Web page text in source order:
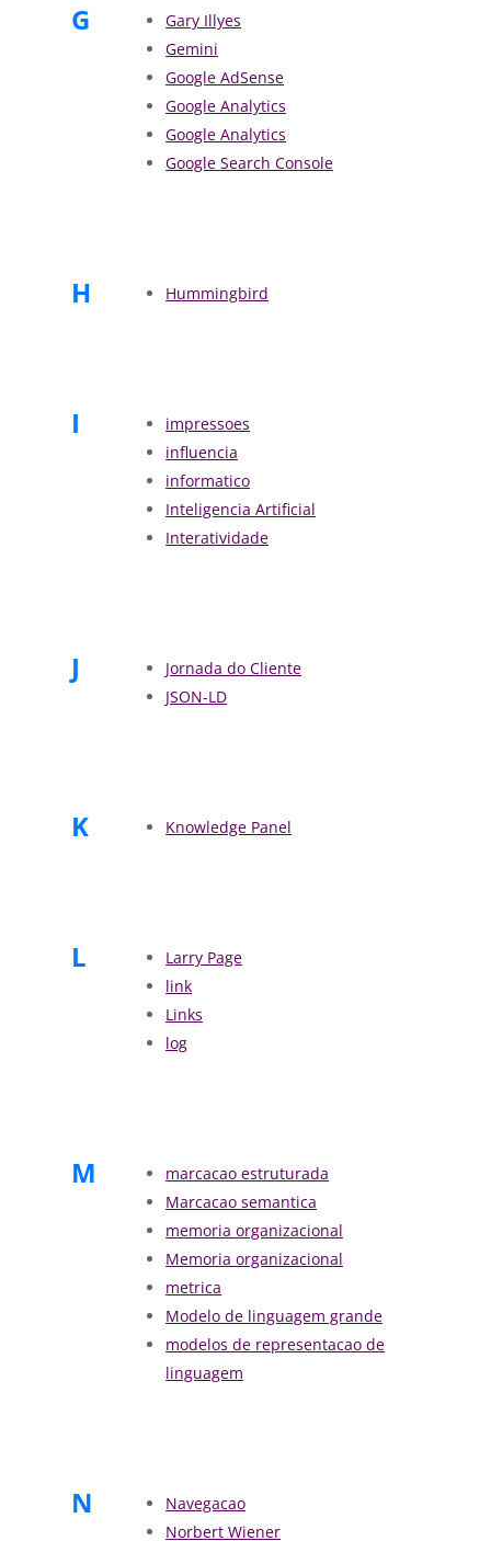
G
Gary Illyes
Gemini
Google AdSense
Google Analytics
Google Analytics
Google Search Console
H Hummingbird
I
impressoes
influencia
informatico
Inteligencia Artificial
Interatividade
J
Jornada do Cliente
JSON-LD
K Knowledge Panel
L
Larry Page
link
Links
log
M
marcacao estruturada
Marcacao semantica
memoria organizacional
Memoria organizacional
metrica
Modelo de linguagem grande
modelos de representacao de
linguagem
N
Navegacao
Norbert Wiener